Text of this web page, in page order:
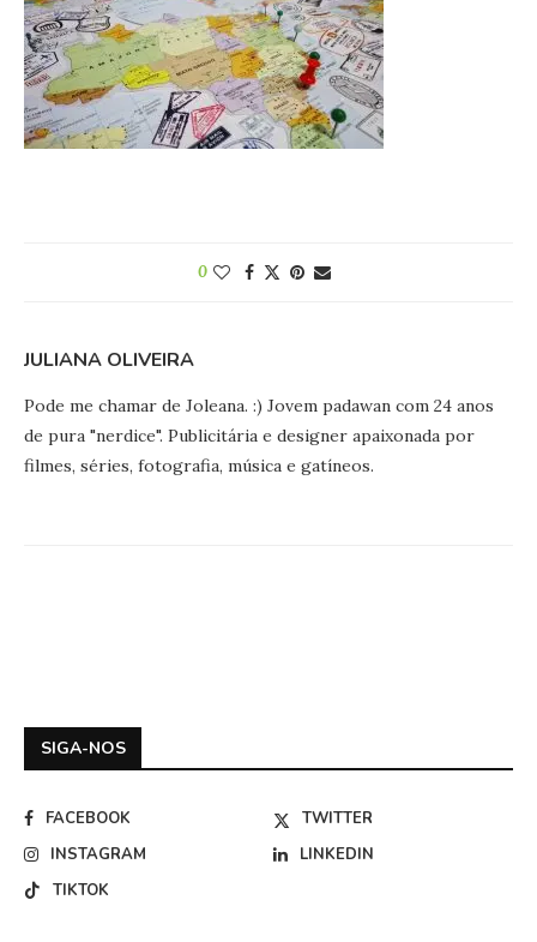
0
JULIANA OLIVEIRA
Pode me chamar de Joleana. :) Jovem padawan com 24 anos
de pura "nerdice". Publicitária e designer apaixonada por
filmes, séries, fotografia, música e gatíneos.
SIGA-NOS
FACEBOOK
TWITTER
INSTAGRAM
LINKEDIN
TIKTOK